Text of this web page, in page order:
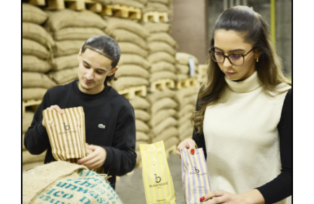
Blasercafé
Rösterei Kaffee und Bar
Blaser Trading
© 2026 Blasercafé AG